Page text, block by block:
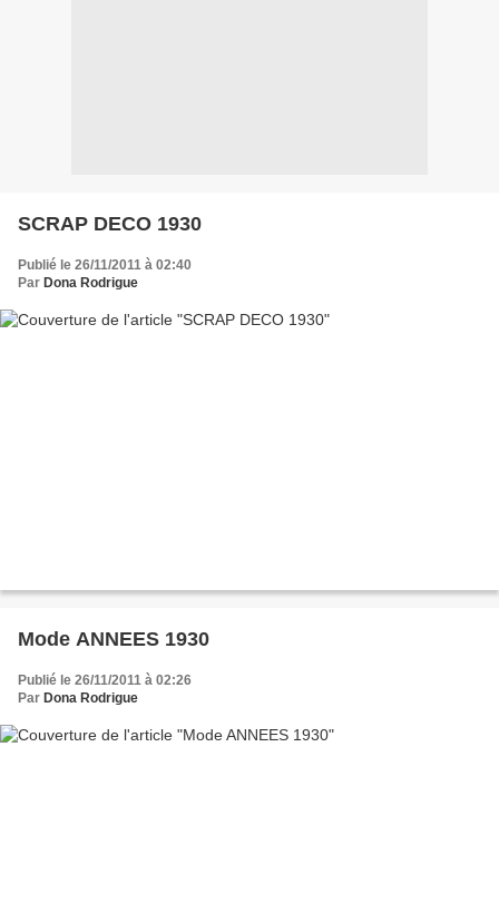
SCRAP DECO 1930
Publié le 26/11/2011 à 02:40
Par Dona Rodrigue
Mode ANNEES 1930
Publié le 26/11/2011 à 02:26
Par Dona Rodrigue